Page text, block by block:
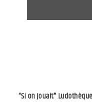
"Si on Jouait"